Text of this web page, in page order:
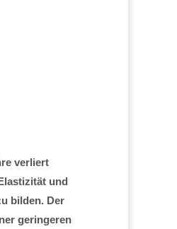
verliert
und
bilden. Der
geringeren